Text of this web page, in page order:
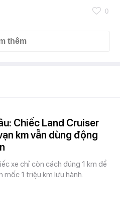
0
thêm
Chiếc Land Cruiser
km vẫn dùng động
xe chỉ còn cách đúng 1 km để
mốc 1 triệu km lưu hành.